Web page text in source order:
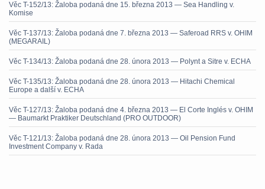
Věc T-152/13: Žaloba podaná dne 15. března 2013 — Sea Handling v.
Komise
Věc T-137/13: Žaloba podaná dne 7. března 2013 — Saferoad RRS v. OHIM
(MEGARAIL)
Věc T-134/13: Žaloba podaná dne 28. února 2013 — Polynt a Sitre v. ECHA
Věc T-135/13: Žaloba podaná dne 28. února 2013 — Hitachi Chemical
Europe a další v. ECHA
Věc T-127/13: Žaloba podaná dne 4. března 2013 — El Corte Inglés v. OHIM
— Baumarkt Praktiker Deutschland (PRO OUTDOOR)
Věc T-121/13: Žaloba podaná dne 28. února 2013 — Oil Pension Fund
Investment Company v. Rada